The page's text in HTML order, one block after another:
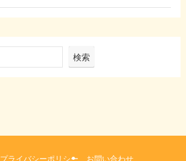
検索
プライバシーポリシー お問い合わせ